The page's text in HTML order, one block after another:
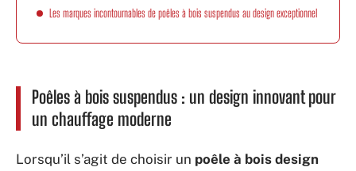
Les marques incontournables de poêles à bois suspendus au design exceptionnel
Poêles à bois suspendus : un design innovant pour
un chauffage moderne
Lorsqu’il s’agit de choisir un poêle à bois design